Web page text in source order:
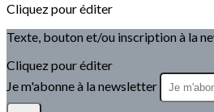
Cliquez pour éditer
Texte, bouton et/ou inscription à la
Cliquez pour éditer
Je m'abonne à la newsletter